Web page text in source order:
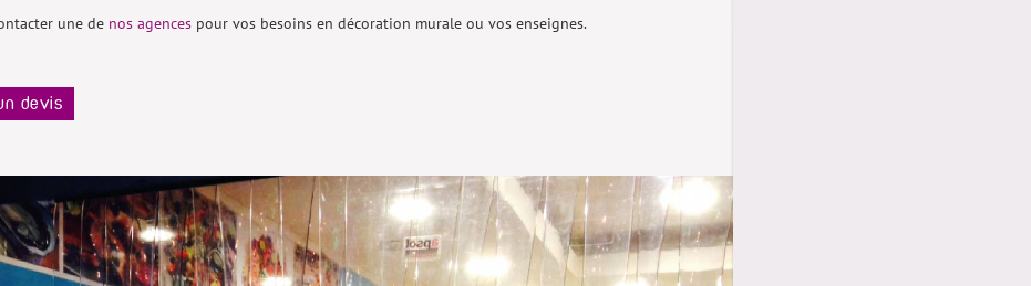
une de nos agencespour vos besoins en décoration murale ou vos enseignes.
devis